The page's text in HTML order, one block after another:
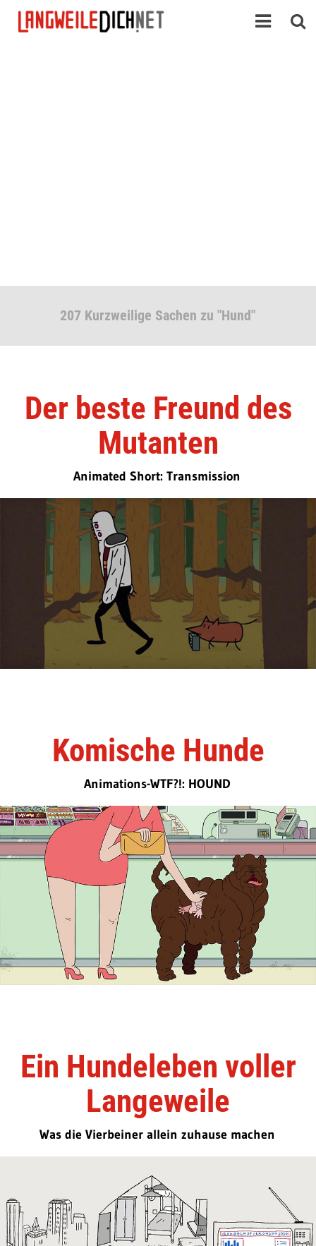
207 Kurzweilige Sachen zu "Hund"
Der beste Freund des
Mutanten
Animated Short: Transmission
Komische Hunde
Animations-WTF?!: HOUND
Ein Hundeleben voller
Langeweile
Was die Vierbeiner allein zuhause machen